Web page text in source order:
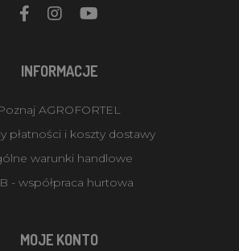
INFORMACJE
AGROFORTEL
płatności i koszty dostawy
warunki handlowe
- współpraca hurtowa
MOJE KONTO